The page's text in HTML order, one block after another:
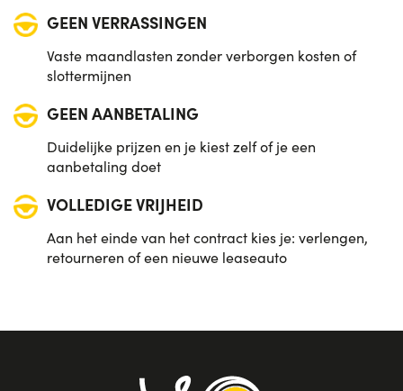
GEEN VERRASSINGEN
Vaste maandlasten zonder verborgen kosten of
slottermijnen
GEEN AANBETALING
Duidelijke prijzen en je kiest zelf of je een
aanbetaling doet
VOLLEDIGE VRIJHEID
Aan het einde van het contract kies je: verlengen,
retourneren of een nieuwe leaseauto